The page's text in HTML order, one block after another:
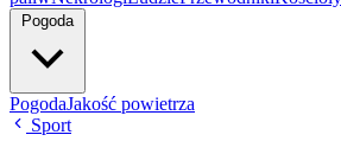
Pogoda
PogodaJakość powietrza
Sport